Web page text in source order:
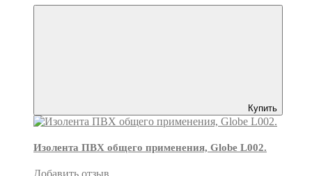
Купить
Изолента ПВХ общего применения, Globe L002.
Добавить отзыв